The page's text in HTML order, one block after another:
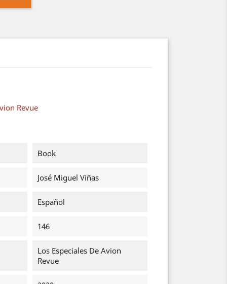
Revue
Book
José Miguel Viñas
Español
146
Los Especiales De Avion
Revue